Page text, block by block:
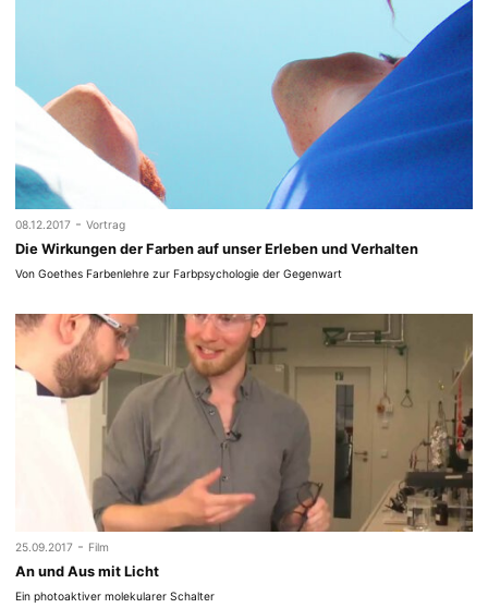
08.12.2017 - Vortrag
Die Wirkungen der Farben auf unser Erleben und Verhalten
Von Goethes Farbenlehre zur Farbpsychologie der Gegenwart
25.09.2017 - Film
An und Aus mit Licht
Ein photoaktiver molekularer Schalter